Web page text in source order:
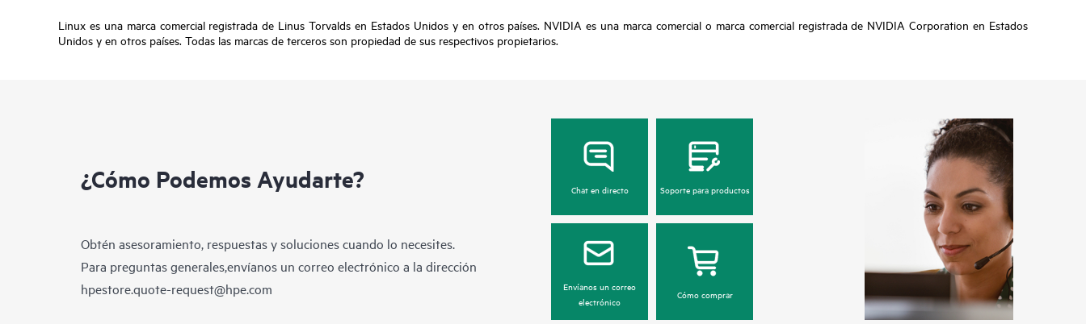
Linux es una marca comercial registrada de Linus Torvalds en Estados Unidos y en otros países. NVIDIA es una marca comercial o marca comercial registrada de NVIDIA Corporation en Estados
Unidos y en otros países. Todas las marcas de terceros son propiedad de sus respectivos propietarios.
¿Cómo Podemos Ayudarte?
Obtén asesoramiento, respuestas y soluciones cuando lo necesites.
Para preguntas generales,envíanos un correo electrónico a la dirección
hpestore.quote-request@hpe.com
Chat en directo Soporte para productos
Envíanos un correo
electrónico
Cómo comprar